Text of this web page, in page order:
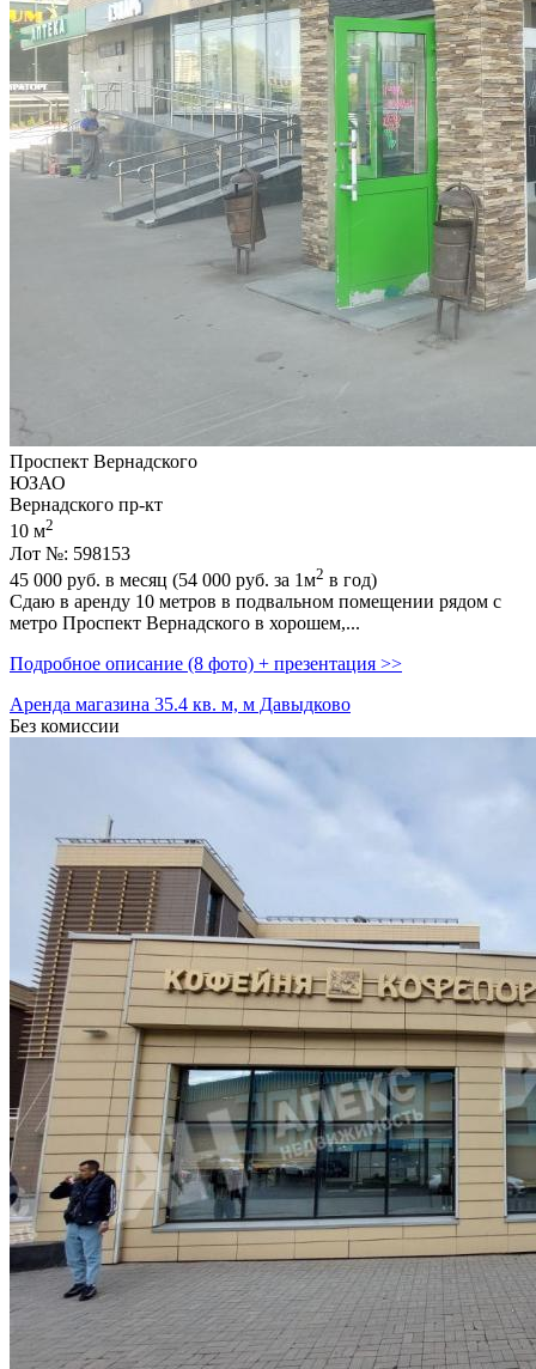
Проспект Вернадского
ЮЗАО
Вернадского пр-кт
10 м2
Лот №: 598153
45 000 руб. в месяц (54 000 руб. за 1м2 в год)
Сдаю в аренду 10 метров в подвальном помещении рядом с
метро Проспект Вернадского в хорошем,­...
Подробное описание (8 фото) + презентация >>
Аренда магазина 35.4 кв. м, м Давыдково
Без комиссии